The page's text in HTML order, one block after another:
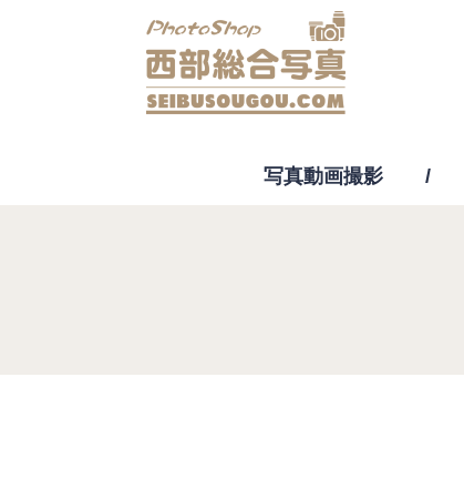
写真動画撮影